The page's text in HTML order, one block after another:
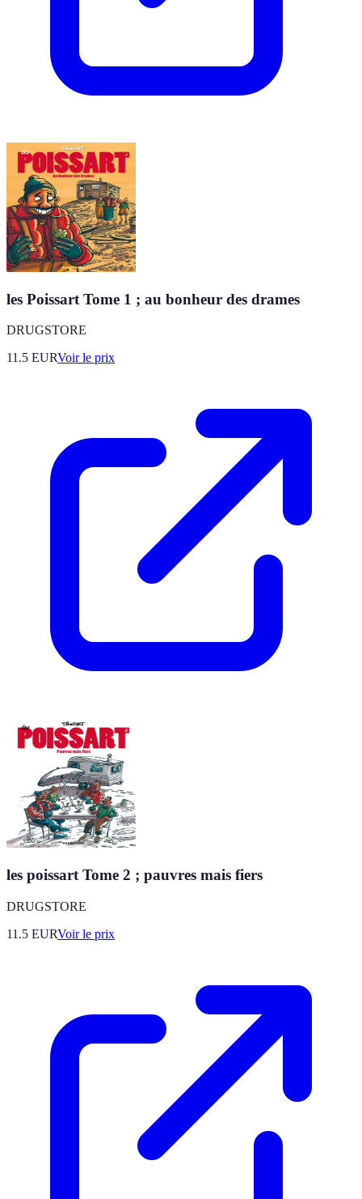
les Poissart Tome 1 ; au bonheur des drames
DRUGSTORE
11.5 EURVoir le prix
les poissart Tome 2 ; pauvres mais fiers
DRUGSTORE
11.5 EURVoir le prix